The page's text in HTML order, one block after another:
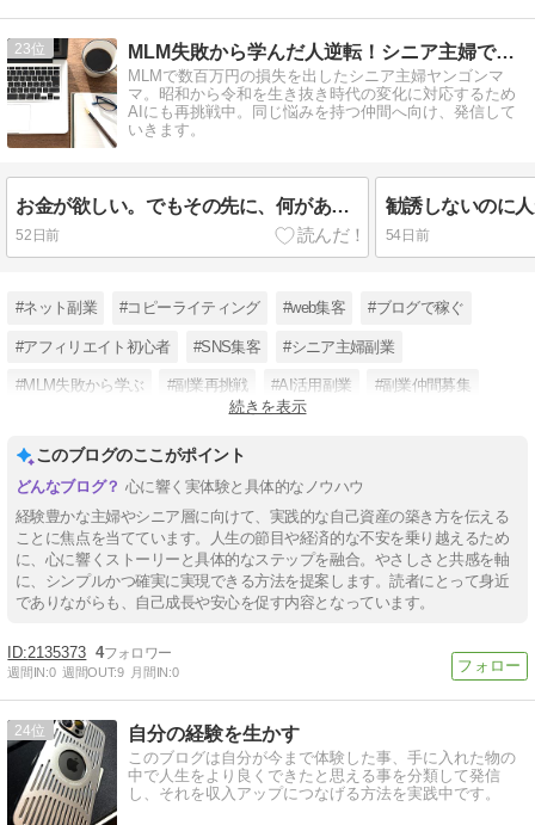
23 MLM失敗から学んだ人逆転！シニア主婦でもできる
MLMで数百万円の損失を出したシニア主婦ヤンゴンマ
マ。昭和から令和を生き抜き時代の変化に対応するため
AIにも再挑戦中。同じ悩みを持つ仲間へ向け、発信して
いきます。
お金が欲しい。でもその先に、何がありますか？
52日前 54日前
#ネット副業 #コピーライティング #web集客 #ブログで稼ぐ
#アフィリエイト初心者 #SNS集客 #シニア主婦副業
#MLM失敗から学ぶ #副業再挑戦 #AI活用副業 #副業仲間募集
続きを表示
このブログのここがポイント
心に響く実体験と具体的なノウハウ
経験豊かな主婦やシニア層に向けて、実践的な自己資産の築き方を伝える
ことに焦点を当てています。人生の節目や経済的な不安を乗り越えるため
に、心に響くストーリーと具体的なステップを融合。やさしさと共感を軸
に、シンプルかつ確実に実現できる方法を提案します。読者にとって身近
でありながらも、自己成長や安心を促す内容となっています。
2135373 4
週間IN:0 週間OUT:9 月間IN:0
24 自分の経験を生かす
このブログは自分が今まで体験した事、手に入れた物の
中で人生をより良くできたと思える事を分類して発信
し、それを収入アップにつなげる方法を実践中です。